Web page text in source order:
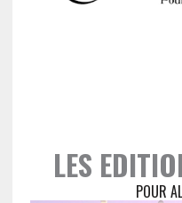
LES
POUR